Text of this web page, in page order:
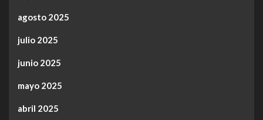
agosto 2025
julio 2025
junio 2025
mayo 2025
abril 2025